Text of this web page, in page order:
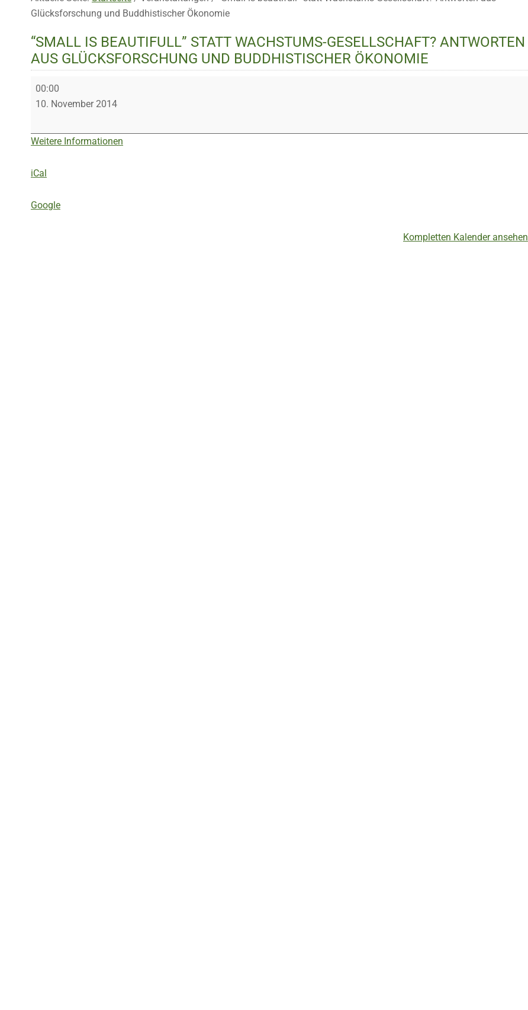
Glücksforschung und Buddhistischer Ökonomie
“SMALL IS BEAUTIFULL” STATT WACHSTUMS-GESELLSCHAFT? ANTWORTEN
AUS GLÜCKSFORSCHUNG UND BUDDHISTISCHER ÖKONOMIE
“Small
is
Wachstums-
Antworten
Glücksforschung
00:00
10. November 2014
Weitere Informationen
iCal
Google
Kompletten Kalender ansehen